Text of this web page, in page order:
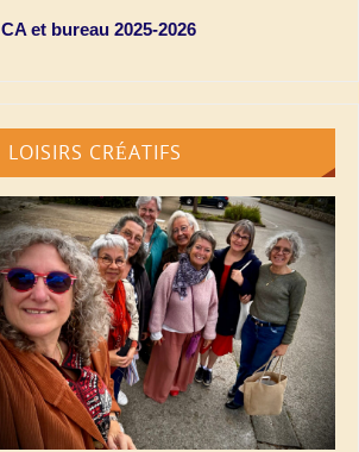
CA et bureau 2025-2026
LOISIRS CRÉATIFS